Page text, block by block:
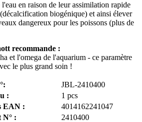
en raison de leur assimilation rapide
biogénique) et ainsi élever
dangereux pour les poissons (plus de
recommande :
et l'omega de l'aquarium - ce paramètre
le plus grand soin !
JBL-2410400
:
1 pcs
EAN :
4014162241047
N° :
2410400